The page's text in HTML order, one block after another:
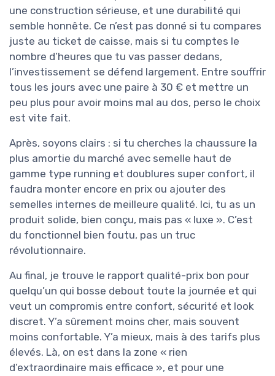
une construction sérieuse, et une durabilité qui
semble honnête. Ce n’est pas donné si tu compares
juste au ticket de caisse, mais si tu comptes le
nombre d’heures que tu vas passer dedans,
l’investissement se défend largement. Entre souffrir
tous les jours avec une paire à 30 € et mettre un
peu plus pour avoir moins mal au dos, perso le choix
est vite fait.
Après, soyons clairs : si tu cherches la chaussure la
plus amortie du marché avec semelle haut de
gamme type running et doublures super confort, il
faudra monter encore en prix ou ajouter des
semelles internes de meilleure qualité. Ici, tu as un
produit solide, bien conçu, mais pas « luxe ». C’est
du fonctionnel bien foutu, pas un truc
révolutionnaire.
Au final, je trouve le rapport qualité-prix bon pour
quelqu’un qui bosse debout toute la journée et qui
veut un compromis entre confort, sécurité et look
discret. Y’a sûrement moins cher, mais souvent
moins confortable. Y’a mieux, mais à des tarifs plus
élevés. Là, on est dans la zone « rien
d’extraordinaire mais efficace », et pour une